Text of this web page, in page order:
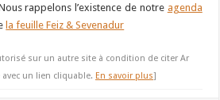
rappelons l’existence de notre agenda
la feuille Feiz & Sevenadur
sur un autre site à condition de citer Ar
un lien cliquable. En savoir plus]